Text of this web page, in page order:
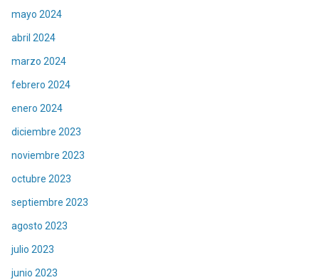
mayo 2024
abril 2024
marzo 2024
febrero 2024
enero 2024
diciembre 2023
noviembre 2023
octubre 2023
septiembre 2023
agosto 2023
julio 2023
junio 2023